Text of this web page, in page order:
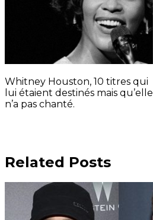
Whitney Houston, 10 titres qui
lui étaient destinés mais qu’elle
n’a pas chanté.
Related Posts